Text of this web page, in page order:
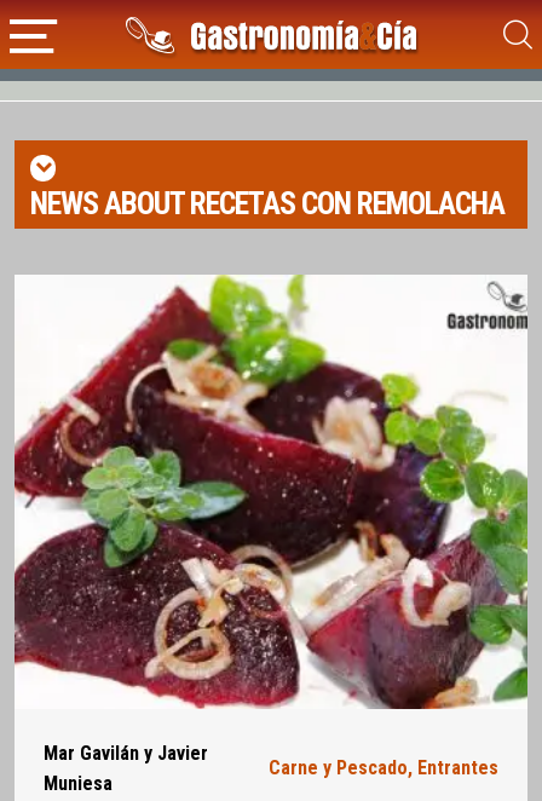
NEWS ABOUTRECETAS CON REMOLACHA
Mar Gavilán y Javier
Muniesa
Carne y Pescado, Entrantes